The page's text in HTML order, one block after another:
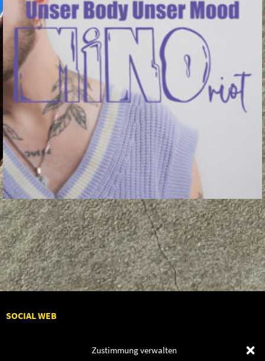
Zustimmung verwalten
SOCIAL WEB